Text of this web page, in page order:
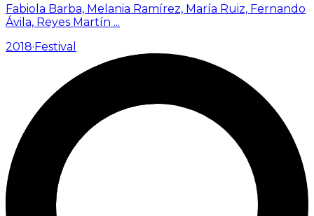
Fabiola Barba, Melania Ramírez, María Ruiz, Fernando
Ávila, Reyes Martín ...
2018· Festival